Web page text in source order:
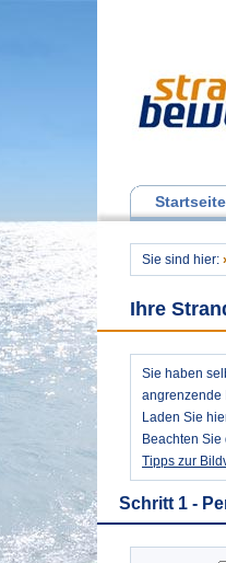
Startseite
Sie sind hier:
Ihre
Sie haben
angrenzende
Laden Sie
Beachten
Tipps zur
Schritt 1 -